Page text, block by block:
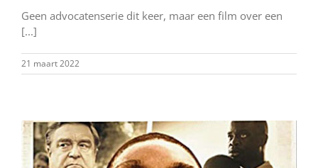
Geen advocatenserie dit keer, maar een film over een
[...]
21 maart 2022